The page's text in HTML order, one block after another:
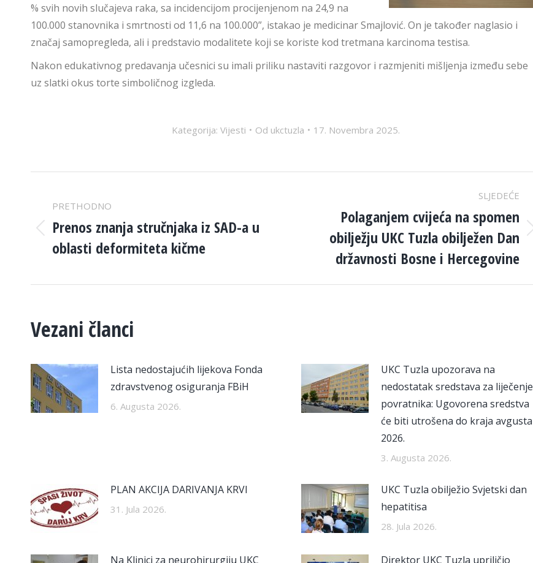
% svih novih slučajeva raka, sa incidencijom procijenjenom na 24,9 na
100.000 stanovnika i smrtnosti od 11,6 na 100.000”, istakao je medicinar Smajlović. On je također naglasio i
značaj samopregleda, ali i predstavio modalitete koji se koriste kod tretmana karcinoma testisa.
Nakon edukativnog predavanja učesnici su imali priliku nastaviti razgovor i razmjeniti mišljenja između sebe
uz slatki okus torte simboličnog izgleda.
Kategorija: Vijesti Od ukctuzla 17. Novembra 2025.
NAVIGATION
PRETHODNO
Previous
post:
Prenos znanja stručnjaka iz SAD-a u
oblasti deformiteta kičme
SLJEDEĆE
Polaganjem cvijeća na spomen
obilježju UKC Tuzla obilježen Dan
državnosti Bosne i Hercegovine
Vezani članci
Lista nedostajućih lijekova Fonda
zdravstvenog osiguranja FBiH
6. Augusta 2026.
UKC Tuzla upozorava na
nedostatak sredstava za liječenje
povratnika: Ugovorena sredstva
će biti utrošena do kraja avgusta
2026.
3. Augusta 2026.
PLAN AKCIJA DARIVANJA KRVI
31. Jula 2026.
UKC Tuzla obilježio Svjetski dan
hepatitisa
28. Jula 2026.
Na Klinici za neurohirurgiju UKC
Direktor UKC Tuzla upriličio